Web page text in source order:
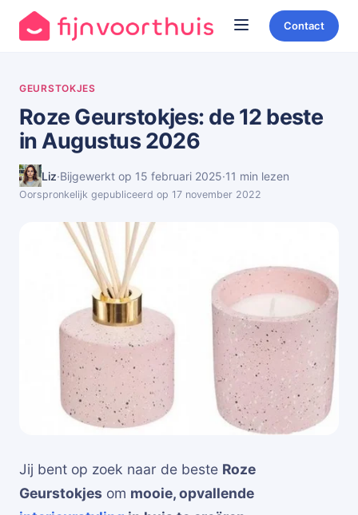
Contact
GEURSTOKJES
Roze Geurstokjes: de 12 beste
in Augustus 2026
Liz·Bijgewerkt op 15 februari 2025·11 min lezen
Oorspronkelijk gepubliceerd op 17 november 2022
Jij bent op zoek naar de beste Roze
Geurstokjes om mooie, opvallende